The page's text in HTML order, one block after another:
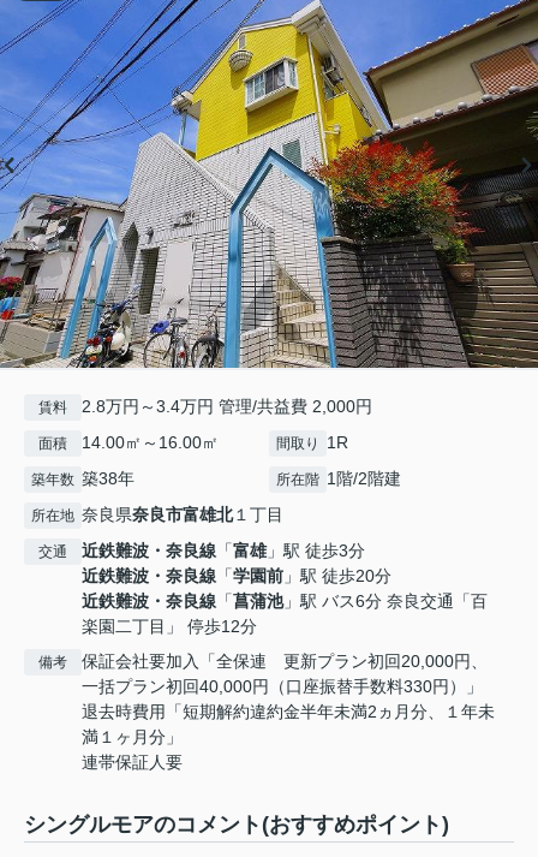
賃料 2.8万円～3.4万円 管理/共益費 2,000円
面積 14.00㎡～16.00㎡ 間取り 1R
築年数 築38年 所在階 1階/2階建
所在地 奈良県奈良市富雄北１丁目
交通 近鉄難波・奈良線 「富雄」駅 徒歩3分
近鉄難波・奈良線 「学園前 」駅 徒歩20分
近鉄難波・奈良線 「菖蒲池」駅 バス6分 奈良交通「百
楽園二丁目」 停歩12分
備考
保証会社要加入「全保連 更新プラン初回20,000円、
一括プラン初回40,000円（口座振替手数料330円）」
退去時費用「短期解約違約金半年未満2ヵ月分、１年未
満１ヶ月分」
連帯保証人要
シングルモアのコメント(おすすめポイント)